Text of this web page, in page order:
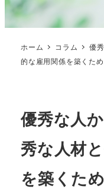
ホーム コラム
優
的な雇用関係を築くた
優秀な人
秀な人材
を築くた